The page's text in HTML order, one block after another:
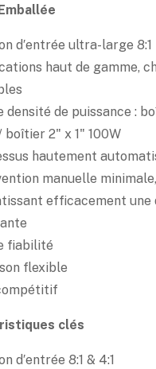
d′entrée ultra-large 8:1
haut de gamme,
densité de puissance :
boîtier 2" x 1" 100W
hautement
manuelle minimale,
efficacement une
fiabilité
flexible
clés
d′entrée 8:1 & 4:1